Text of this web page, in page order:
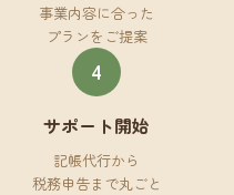
事業内容に合った
プランをご提案
4
サポート開始
記帳代行から
税務申告まで丸ごと